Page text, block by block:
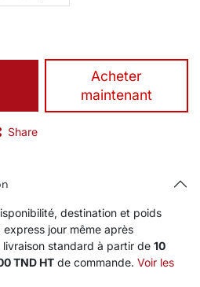
​Acheter
maintenant
Share
destination et poids
jour même après
livraison standard à partir de 10
TND HT de commande. Voir les